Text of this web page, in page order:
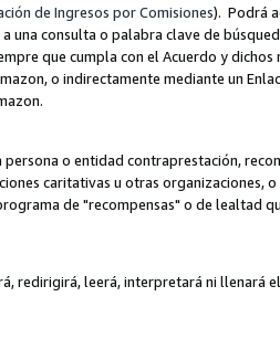
de Ingresos por Comisiones). Podrá
una consulta o palabra clave de
que cumpla con el Acuerdo y
o indirectamente mediante un
o entidad contraprestación,
caritativas u otras organizaciones,
de "recompensas" o de lealtad
redirigirá, leerá, interpretará ni